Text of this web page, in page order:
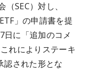
SEC）対し、
」の申請書を提
日に「追加のコメ
れによりステーキ
認された形とな